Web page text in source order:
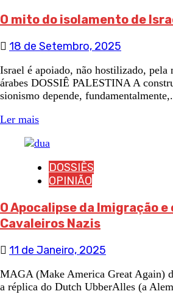
O mito do isolamento de
18 de Setembro, 2025
Israel é apoiado, não hostilizado, pela
árabes DOSSIÊ PALESTINA A
sionismo depende,
Ler mais
DOSSIÊS
OPINIÃO
O Apocalipse da Imigração e
Cavaleiros Nazis
11 de Janeiro, 2025
MAGA (Make America Great Again)
a réplica do Dutch UbberAlles (a